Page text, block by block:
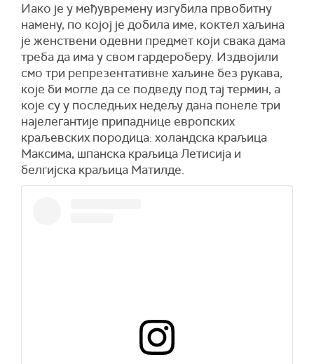
Иако је у међувремену изгубила првобитну
намену, по којој је добила име, коктел хаљина
је женствени одевни предмет који свака дама
треба да има у свом гардероберу. Издвојили
смо три репрезентативне хаљине без рукава,
које би могле да се подведу под тај термин, а
које су у последњих недељу дана понеле три
најелегантије припаднице европских
краљевских породица: холандска краљица
Максима, шпанска краљица Летисија и
белгијска краљица Матилде.